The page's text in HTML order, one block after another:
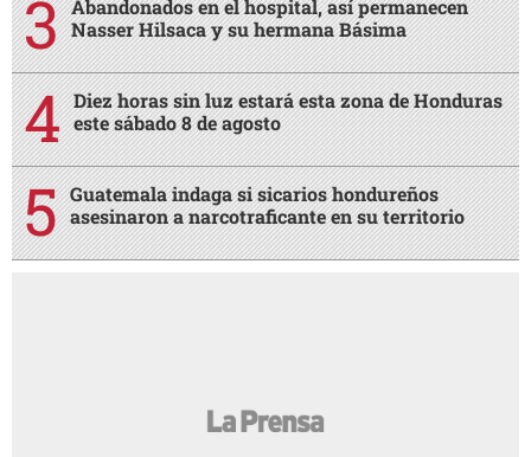
Abandonados en el hospital, así permanecen
Nasser Hilsaca y su hermana Básima
Diez horas sin luz estará esta zona de Honduras
este sábado 8 de agosto
Guatemala indaga si sicarios hondureños
asesinaron a narcotraficante en su territorio